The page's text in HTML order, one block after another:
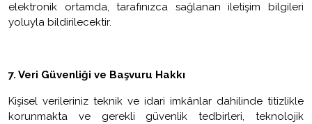
elektronik ortamda, tarafınızca sağlanan iletişim bilgileri
yoluyla bildirilecektir.
7. Veri Güvenliği ve Başvuru Hakkı
Kişisel verileriniz teknik ve idari imkânlar dahilinde titizlikle
korunmakta ve gerekli güvenlik tedbirleri, teknolojik